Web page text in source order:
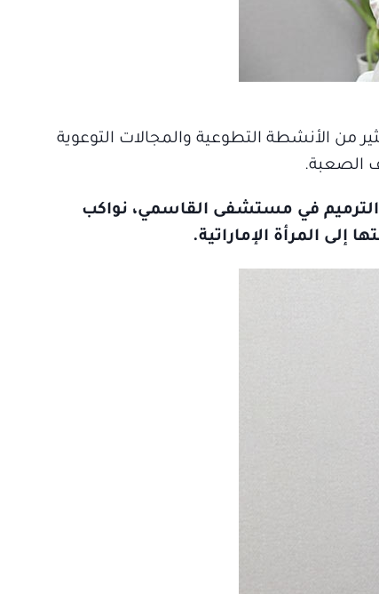
من الأنشطة التطوعية والمجالات التوعوية
الصعبة.
والترميم في مستشفى القاسمي، نواكب
المرأة الإماراتية.